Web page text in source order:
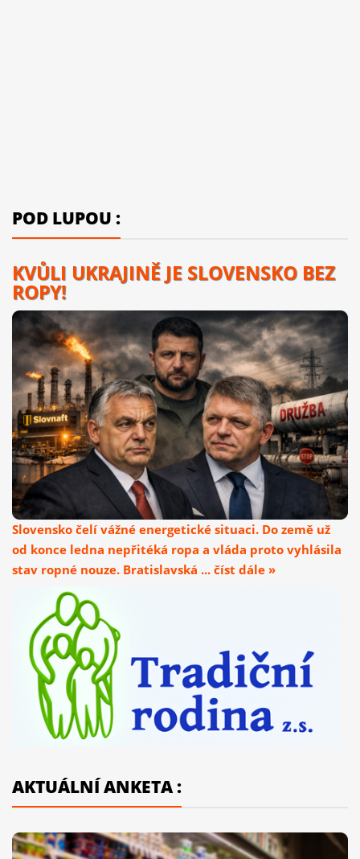
POD LUPOU :
KVŮLI UKRAJINĚ JE SLOVENSKO BEZ
ROPY!
Slovensko čelí vážné energetické situaci. Do země už
od konce ledna nepřitéká ropa a vláda proto vyhlásila
stav ropné nouze. Bratislavská ... číst dále »
AKTUÁLNÍ ANKETA :